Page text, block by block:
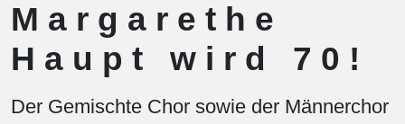
Margarethe
Haupt wird 70!
Der Gemischte Chor sowie der Männerchor